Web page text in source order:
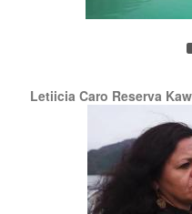
Letiicia Caro Reserva